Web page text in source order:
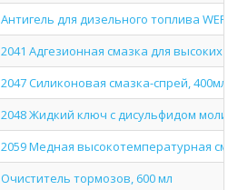
Антигель для дизельного топлива WEPP
2041 Адгезионная смазка для высоких
2047 Силиконовая смазка-спрей, 400мл
2048 Жидкий ключ с дисульфидом
2059 Медная высокотемпературная
Очиститель тормозов, 600 мл